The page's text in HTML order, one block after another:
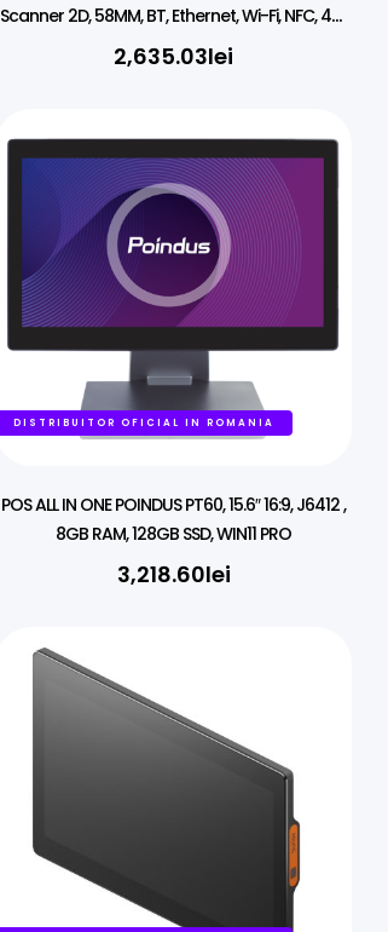
Scanner 2D, 58MM, BT, Ethernet, Wi-Fi, NFC, 4G,
Android
2,635.03lei
DISTRIBUITOR OFICIAL IN ROMANIA
POS ALL IN ONE POINDUS PT60, 15.6″ 16:9, J6412 ,
8GB RAM, 128GB SSD, WIN11 PRO
3,218.60lei